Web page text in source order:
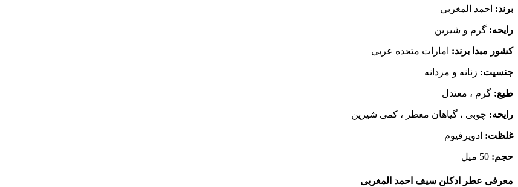
برند: احمد المغربی
رایحه: گرم و شیرین
کشور مبدا برند: امارات متحده عربی
جنسیت: زنانه و مردانه
طبع: گرم ، معتدل
رایحه: چوبی ، گیاهان معطر ، کمی شیرین
غلظت: ادوپرفیوم
حجم:
معرفی عطر ادکلن سیف احمد المغربی